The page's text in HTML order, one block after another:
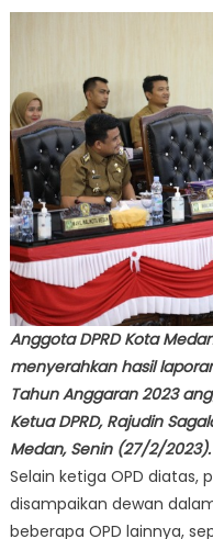
Anggota DPRD Kota
menyerahkan hasil
Tahun Anggaran 2023
Ketua DPRD, Rajudin
Medan, Senin (27/2/2023).
Selain ketiga OPD
disampaikan dewan
beberapa OPD lainnya,